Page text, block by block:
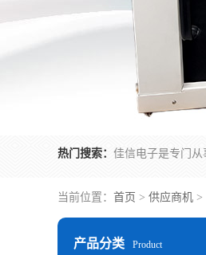
热门搜索：
当前位置： 首页 > 供应商机 >
产品分类 Product